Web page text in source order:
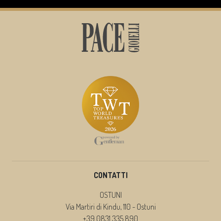
CONTATTI
OSTUNI
Via Martiri di Kindu, 110 - Ostuni
+39 0831 335 890